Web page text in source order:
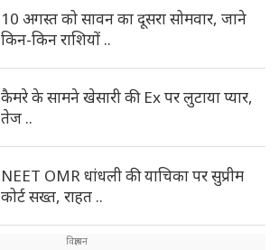
10 अगस्त को सावन का दूसरा सोमवार, जाने
किन-किन राशियों ..
कैमरे के सामने खेसारी की Ex पर लुटाया प्यार,
तेज ..
NEET OMR धांधली की याचिका पर सुप्रीम
कोर्ट सख्त, राहत ..